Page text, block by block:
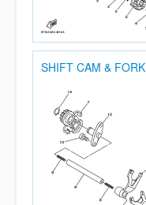
SHIFT CAM & FORK